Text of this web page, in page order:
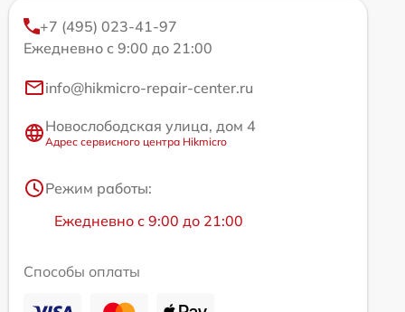
+7 (495) 023-41-97
Ежедневно с 9:00 до 21:00
info@hikmicro-repair-center.ru
Новослободская улица, дом 4
Адрес сервисного центра Hikmicro
Режим работы:
Ежедневно с 9:00 до 21:00
Способы оплаты